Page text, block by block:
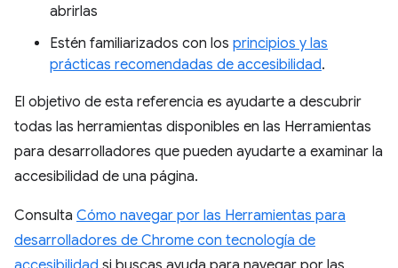
abrirlas
Estén familiarizados con los principios y las
prácticas recomendadas de accesibilidad.
El objetivo de esta referencia es ayudarte a descubrir
todas las herramientas disponibles en las Herramientas
para desarrolladores que pueden ayudarte a examinar la
accesibilidad de una página.
Consulta Cómo navegar por las Herramientas para
desarrolladores de Chrome con tecnología de